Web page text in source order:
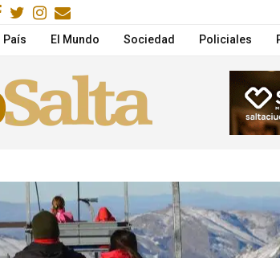
Best OnlyFans Creators Guide: Features, Privacy, Pricing &
Facebook
Gorjeo
Instagram
Email
País El Mundo Sociedad Policiales